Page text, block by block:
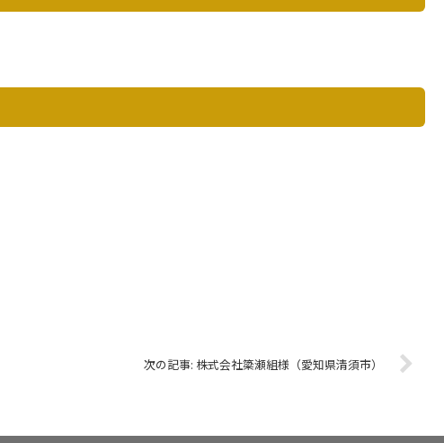
株式会社簗瀬組様（愛知県清須市）